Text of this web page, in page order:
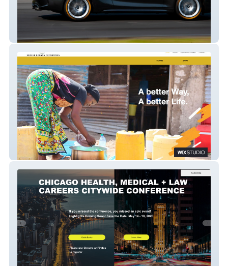
North Star BMW
Negele Borana